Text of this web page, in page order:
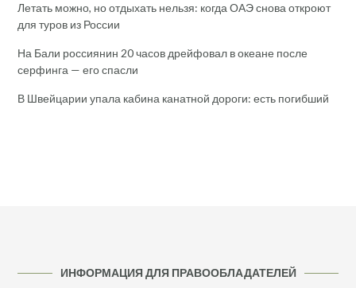
Летать можно, но отдыхать нельзя: когда ОАЭ снова откроют
для туров из России
На Бали россиянин 20 часов дрейфовал в океане после
серфинга — его спасли
В Швейцарии упала кабина канатной дороги: есть погибший
ИНФОРМАЦИЯ ДЛЯ ПРАВООБЛАДАТЕЛЕЙ